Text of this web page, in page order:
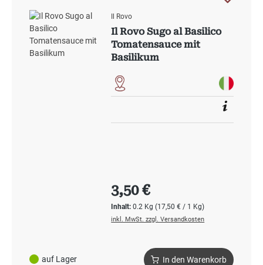
auf Lager
Il Rovo
Il Rovo Sugo al Basilico
Tomatensauce mit
Basilikum
Inhalt:0.2 Kg(17,50 € / 1 Kg)
Regulärer Preis:
3,50 €
inkl. MwSt. zzgl. Versandkosten
In den Warenkorb